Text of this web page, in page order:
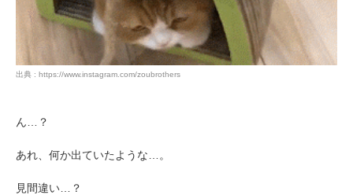
出典 : https://www.instagram.com/zoubrothers
ん…？
あれ、何か出ていたような…。
見間違い…？